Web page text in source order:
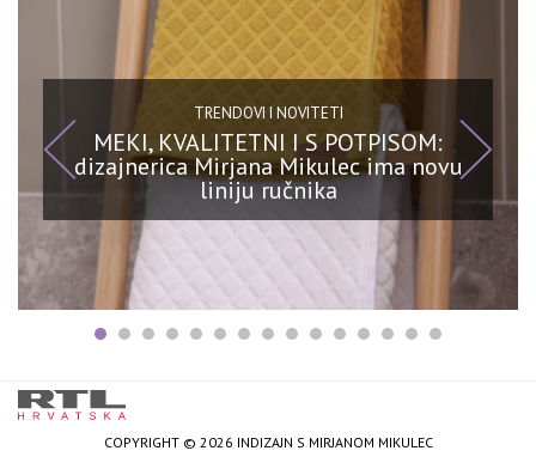
TRENDOVI I NOVITETI
MEKI, KVALITETNI I S POTPISOM:
dizajnerica Mirjana Mikulec ima novu
liniju ručnika
COPYRIGHT © 2026 INDIZAJN S MIRJANOM MIKULEC